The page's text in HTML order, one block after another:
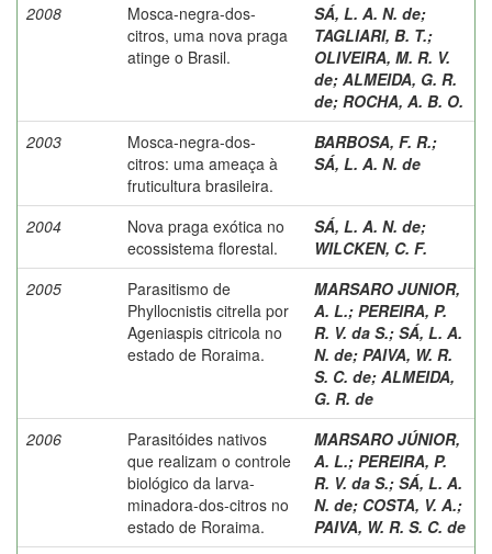
2008
Mosca-negra-dos-
citros, uma nova praga
atinge o Brasil.
SÁ, L. A. N. de;
TAGLIARI, B. T.;
OLIVEIRA, M. R. V.
de; ALMEIDA, G. R.
de; ROCHA, A. B. O.
2003
Mosca-negra-dos-
citros: uma ameaça à
fruticultura brasileira.
BARBOSA, F. R.;
SÁ, L. A. N. de
2004
Nova praga exótica no
ecossistema florestal.
SÁ, L. A. N. de;
WILCKEN, C. F.
2005
Parasitismo de
Phyllocnistis citrella por
Ageniaspis citricola no
estado de Roraima.
MARSARO JUNIOR,
A. L.; PEREIRA, P.
R. V. da S.; SÁ, L. A.
N. de; PAIVA, W. R.
S. C. de; ALMEIDA,
G. R. de
2006
Parasitóides nativos
que realizam o controle
biológico da larva-
minadora-dos-citros no
estado de Roraima.
MARSARO JÚNIOR,
A. L.; PEREIRA, P.
R. V. da S.; SÁ, L. A.
N. de; COSTA, V. A.;
PAIVA, W. R. S. C. de